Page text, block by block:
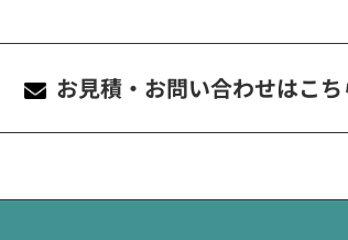
お見積・お問い合わせはこち